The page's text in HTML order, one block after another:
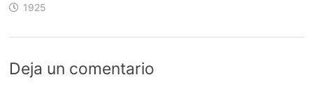
1925
Deja un comentario